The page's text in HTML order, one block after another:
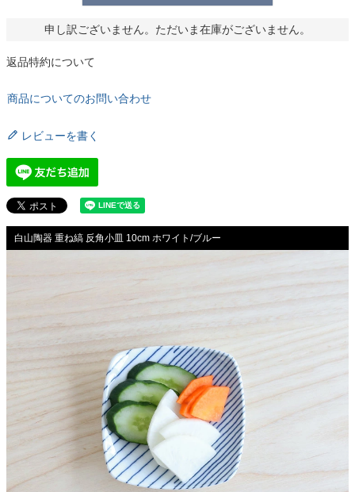
申し訳ございません。ただいま在庫がございません。
返品特約について
商品についてのお問い合わせ
レビューを書く
白山陶器 重ね縞 反角小皿 10cm ホワイト/ブルー